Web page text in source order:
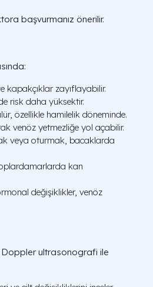
başvurmanız önerilir.
kapakçıklar zayıflayabilir.
risk daha yüksektir.
özellikle hamilelik döneminde.
venöz yetmezliğe yol açabilir.
veya oturmak, bacaklarda
kan
değişiklikler, venöz
Doppler ultrasonografi ile